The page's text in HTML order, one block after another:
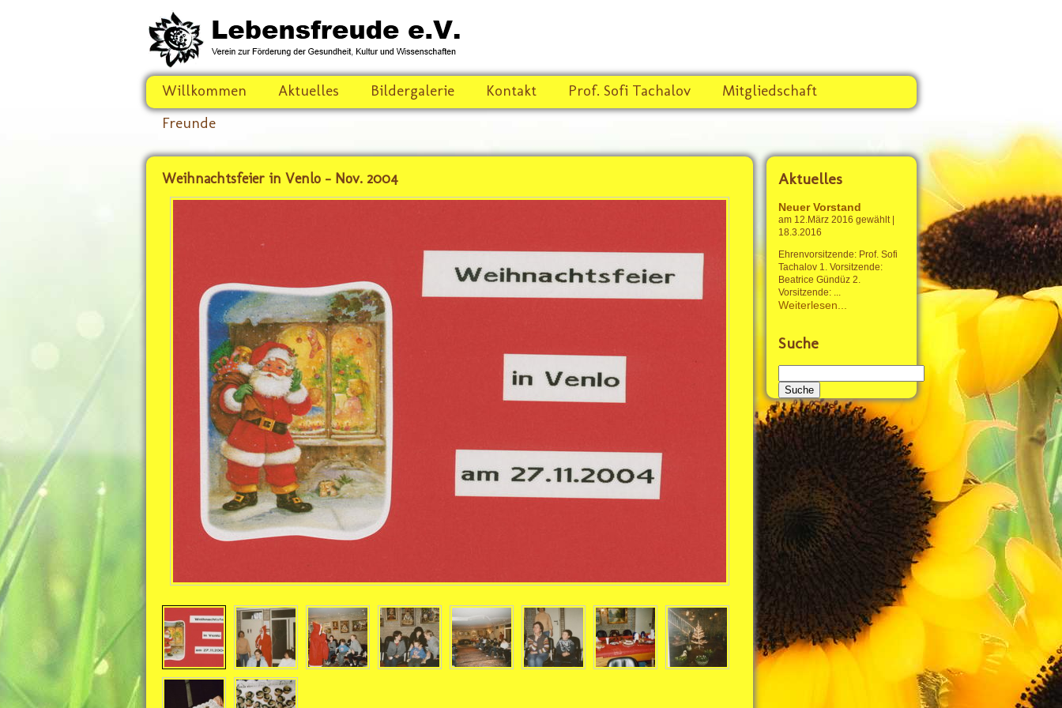
Willkommen Aktuelles Bildergalerie Kontakt Prof. Sofi Tachalov
Mitgliedschaft
Freunde
Weihnachtsfeier in Venlo - Nov. 2004 Aktuelles
Neuer Vorstand
am 12.März 2016 gewählt
18.3.2016
Ehrenvorsitzende: Prof. Sofi
Tachalov 1. Vorsitzende:
Beatrice Gündüz 2.
Vorsitzende: ...
Weiterlesen...
Suche